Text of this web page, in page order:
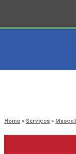
Home Serviços